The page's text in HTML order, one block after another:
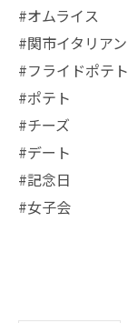
#オムライス
#関市イタリアン
#フライドポテト
#ポテト
#チーズ
#デート
#記念日
#女子会